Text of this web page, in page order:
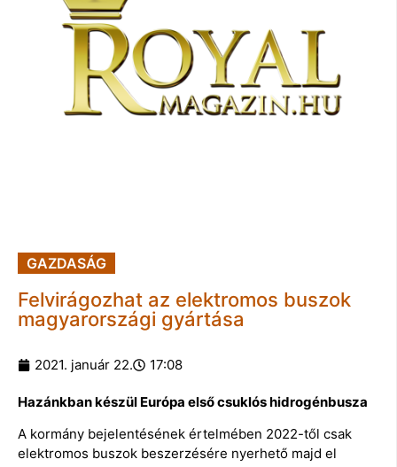
GAZDASÁG
Felvirágozhat az elektromos buszok
magyarországi gyártása
2021. január 22. 17:08
Hazánkban készül Európa első csuklós hidrogénbusza
A kormány bejelentésének értelmében 2022-től csak
elektromos buszok beszerzésére nyerhető majd el